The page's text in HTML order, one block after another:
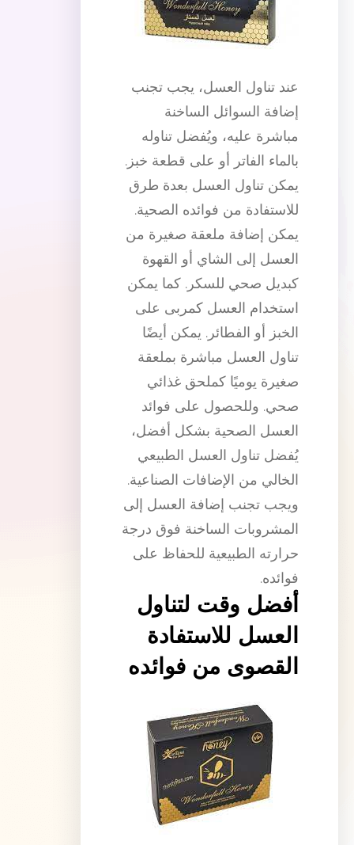
عند تناول العسل، يجب تجنب
إضافة السوائل الساخنة
مباشرة عليه، ويُفضل تناوله
بالماء الفاتر أو على قطعة خبز.
يمكن تناول العسل بعدة طرق
للاستفادة من فوائده الصحية.
يمكن إضافة ملعقة صغيرة من
العسل إلى الشاي أو القهوة
كبديل صحي للسكر. كما يمكن
استخدام العسل كمربى على
الخبز أو الفطائر. يمكن أيضًا
تناول العسل مباشرة بملعقة
صغيرة يوميًا كملحق غذائي
صحي. وللحصول على فوائد
العسل الصحية بشكل أفضل،
يُفضل تناول العسل الطبيعي
الخالي من الإضافات الصناعية.
ويجب تجنب إضافة العسل إلى
المشروبات الساخنة فوق درجة
حرارته الطبيعية للحفاظ على
فوائده.
أفضل وقت لتناول
العسل للاستفادة
القصوى من فوائده